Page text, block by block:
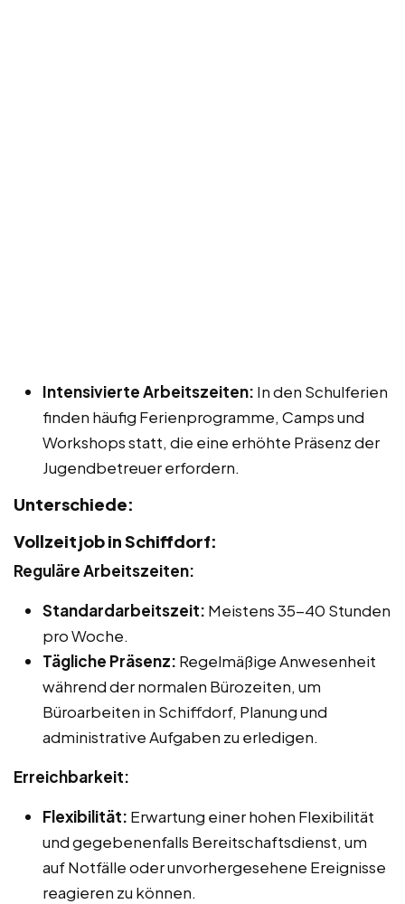
Intensivierte Arbeitszeiten: In den Schulferien
finden häufig Ferienprogramme, Camps und
Workshops statt, die eine erhöhte Präsenz der
Jugendbetreuer erfordern.
Unterschiede:
Vollzeitjob in Schiffdorf:
Reguläre Arbeitszeiten:
Standardarbeitszeit: Meistens 35-40 Stunden
pro Woche.
Tägliche Präsenz: Regelmäßige Anwesenheit
während der normalen Bürozeiten, um
Büroarbeiten in Schiffdorf, Planung und
administrative Aufgaben zu erledigen.
Erreichbarkeit:
Flexibilität: Erwartung einer hohen Flexibilität
und gegebenenfalls Bereitschaftsdienst, um
auf Notfälle oder unvorhergesehene Ereignisse
reagieren zu können.